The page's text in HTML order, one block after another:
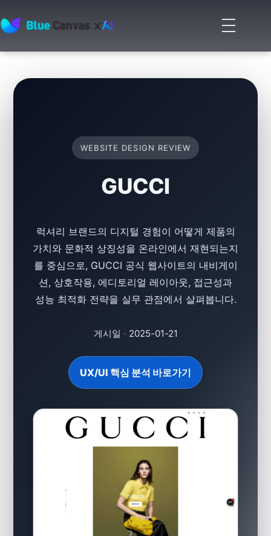
BLUECANVAS
메
뉴
기
WEBSITE DESIGN REVIEW
GUCCI
럭셔리 브랜드의 디지털 경험이 어떻게 제품의
가치와 문화적 상징성을 온라인에서 재현되는지
를 중심으로, GUCCI 공식 웹사이트의 내비게이
션, 상호작용, 에디토리얼 레이아웃, 접근성과
성능 최적화 전략을 실무 관점에서 살펴봅니다.
게시일 · 2025-01-21
UX/UI 핵심 분석 바로가기